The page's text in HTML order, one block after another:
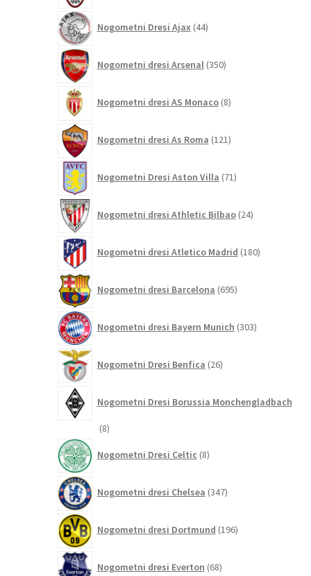
Nogometni Dresi Ajax 44izdelkov
Nogometni dresi Arsenal 350izdelkov
Nogometni dresi AS Monaco 8izdelkov
Nogometni dresi As Roma 121izdelkov
Nogometni Dresi Aston Villa 71izdelkov
Nogometni dresi Athletic Bilbao 24izdelkov
Nogometni dresi Atletico Madrid 180izdelkov
Nogometni dresi Barcelona 695izdelkov
Nogometni dresi Bayern Munich 303izdelki
Nogometni Dresi Benfica 26izdelkov
Nogometni Dresi Borussia Monchengladbach
88
Nogometni Dresi Celtic 8izdelkov
Nogometni dresi Chelsea 347izdelkov
Nogometni dresi Dortmund 196izdelkov
Nogometni dresi Everton 68izdelkov